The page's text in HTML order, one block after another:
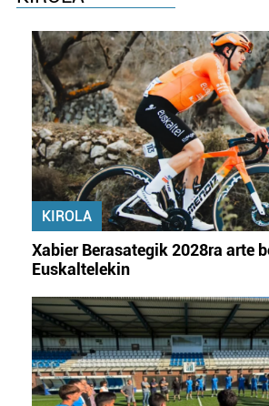
KIROLA
Xabier Berasategik 2028ra arte
Euskaltelekin